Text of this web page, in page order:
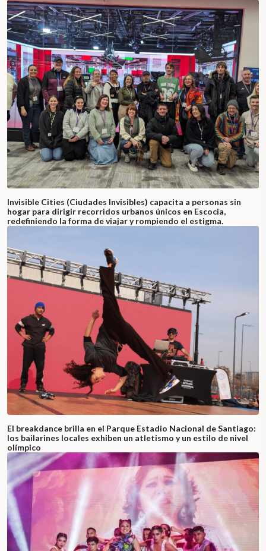
Invisible Cities (Ciudades Invisibles) capacita a personas sin
hogar para dirigir recorridos urbanos únicos en Escocia,
redefiniendo la forma de viajar y rompiendo el estigma.
El breakdance brilla en el Parque Estadio Nacional de Santiago:
los bailarines locales exhiben un atletismo y un estilo de nivel
olímpico